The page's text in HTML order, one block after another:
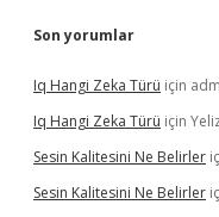
Son yorumlar
Iq Hangi Zeka Türü için
Iq Hangi Zeka Türü için
Sesin Kalitesini Ne Belirler
Sesin Kalitesini Ne Belirler